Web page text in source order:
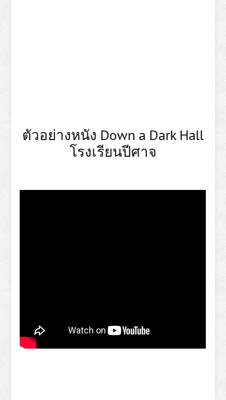
ตัวอย่างหนัง Down a Dark Hall
โรงเรียนปีศาจ